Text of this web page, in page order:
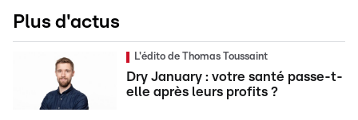
Plus d'actus
L'édito de Thomas Toussaint
Dry January : votre santé passe-t-
elle après leurs profits ?